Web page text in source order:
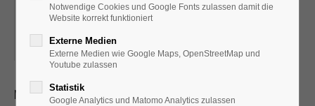
28.04.2026, 19:00
UNTERGESCHOSS
Malen, Stempeltechnik und Deko
Notwendige Cookies und Google Fonts zulassen damit die
Website korrekt funktioniert
Externe Medien
Externe Medien wie Google Maps, OpenStreetMap und
Youtube zulassen
Statistik
Google Analytics und Matomo Analytics zulassen